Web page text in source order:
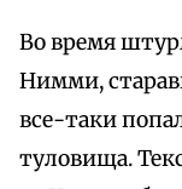
Во время
Нимми,
все-таки
туловища.